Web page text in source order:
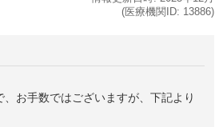
(医療機関ID: 13886)
お手数ではございますが、下記より